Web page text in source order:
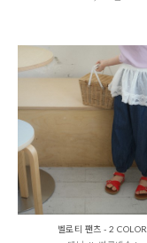
벨로티 팬츠 - 2 COLOR